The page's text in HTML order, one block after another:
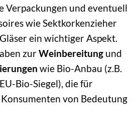
Verpackungen und eventuell
wie Sektkorkenzieher
ein wichtiger Aspekt.
zurWeinbereitung und
wie Bio-Anbau (z.B.
Bio-Siegel), die für
von Bedeutung